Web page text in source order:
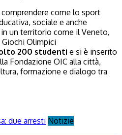
comprendere come lo sport
sociale e anche
un territorio come il Veneto,
Olimpici
200 studenti e si è inserito
Fondazione OIC alla città,
formazione e dialogo tra
Notizie